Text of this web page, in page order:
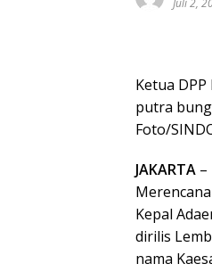
Juli 2,
Ketua
putra
Foto/
JAKARTA –
Kepal
dirilis
nama